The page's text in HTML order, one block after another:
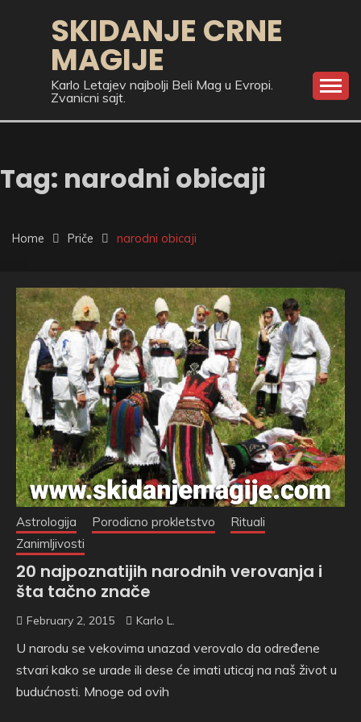
SKIDANJE CRNE
MAGIJE
Karlo Letajev najbolji Beli Mag u Evropi.
Zvanicni sajt.
Tag: narodni obicaji
Home Priče narodni obicaji
Astrologija Porodicno prokletstvo
Rituali
Zanimljivosti
20 najpoznatijih narodnih verovanja i
šta tačno znače
February 2, 2015 Karlo L.
U narodu se vekovima unazad verovalo da određene
stvari kako se urade ili dese će imati uticaj na naš život u
budućnosti. Mnoge od ovih